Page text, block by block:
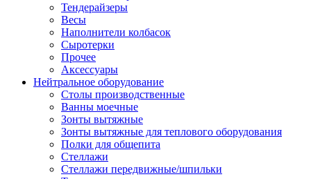
Тендерайзеры
Весы
Наполнители колбасок
Сыротерки
Прочее
Аксессуары
Нейтральное оборудование
Столы производственные
Ванны моечные
Зонты вытяжные
Зонты вытяжные для теплового оборудования
Полки для общепита
Стеллажи
Стеллажи передвижные/шпильки